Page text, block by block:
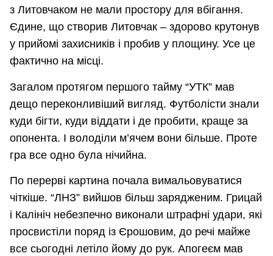
з Литовчаком не мали простору для вбігання.
Єдине, що створив Литовчак – здорово крутонув
у прийомі захисників і пробив у площину. Усе це
фактично на місці.
Загалом протягом першого тайму “УТК” мав
дещо переконливіший вигляд. Футболісти знали
куди бігти, куди віддати і де пробити, краще за
опонента. І володіли м’ячем вони більше. Проте
гра все одно була нічийна.
По перерві картина почала вимальовуватися
чіткіше. “ЛНЗ” вийшов більш зарядженим. Грицай
і Калініч небезпечно виконали штрафні удари, які
просвистіли поряд із Єрошовим, до речі майже
все сьогодні летіло йому до рук. Апогеєм мав